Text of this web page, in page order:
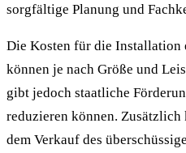
sorgfältige Planung und
Die Kosten für die Installation
können je nach Größe und
gibt jedoch staatliche
reduzieren können. Zusätzlich
dem Verkauf des